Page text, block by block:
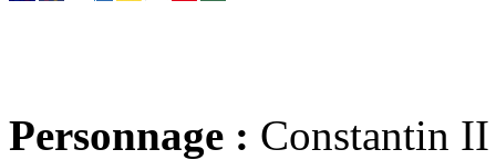
Personnage : Constantin II